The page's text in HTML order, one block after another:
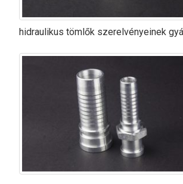
hidraulikus tömlők szerelvényeinek